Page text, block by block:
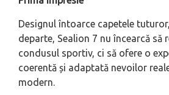
Designul întoarce capetele
departe, Sealion 7 nu încearcă să
condusul sportiv, ci să ofere o
coerentă și adaptată nevoilor
modern.